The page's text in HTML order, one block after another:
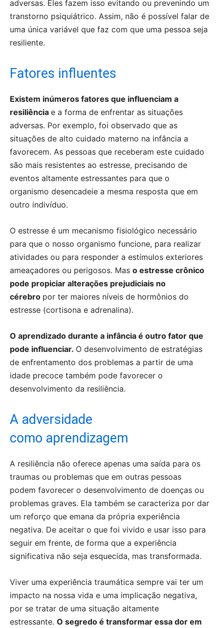
adversas. Eles fazem isso evitando ou prevenindo um
transtorno psiquiátrico. Assim, não é possível falar de
uma única variável que faz com que uma pessoa seja
resiliente.
Fatores influentes
Existem inúmeros fatores que influenciam a
resiliência e a forma de enfrentar as situações
adversas. Por exemplo, foi observado que as
situações de alto cuidado materno na infância a
favorecem. As pessoas que receberam este cuidado
são mais resistentes ao estresse, precisando de
eventos altamente estressantes para que o
organismo desencadeie a mesma resposta que em
outro indivíduo.
O estresse é um mecanismo fisiológico necessário
para que o nosso organismo funcione, para realizar
atividades ou para responder a estímulos exteriores
ameaçadores ou perigosos. Mas o estresse crônico
pode propiciar alterações prejudiciais no
cérebro por ter maiores níveis de hormônios do
estresse (cortisona e adrenalina).
O aprendizado durante a infância é outro fator que
pode influenciar. O desenvolvimento de estratégias
de enfrentamento dos problemas a partir de uma
idade precoce também pode favorecer o
desenvolvimento da resiliência.
A adversidade
como aprendizagem
A resiliência não oferece apenas uma saída para os
traumas ou problemas que em outras pessoas
podem favorecer o desenvolvimento de doenças ou
problemas graves. Ela também se caracteriza por dar
um reforço que emana da própria experiência
negativa. De aceitar o que foi vivido e usar isso para
seguir em frente, de forma que a experiência
significativa não seja esquecida, mas transformada.
Viver uma experiência traumática sempre vai ter um
impacto na nossa vida e uma implicação negativa,
por se tratar de uma situação altamente
estressante. O segredo é transformar essa dor em